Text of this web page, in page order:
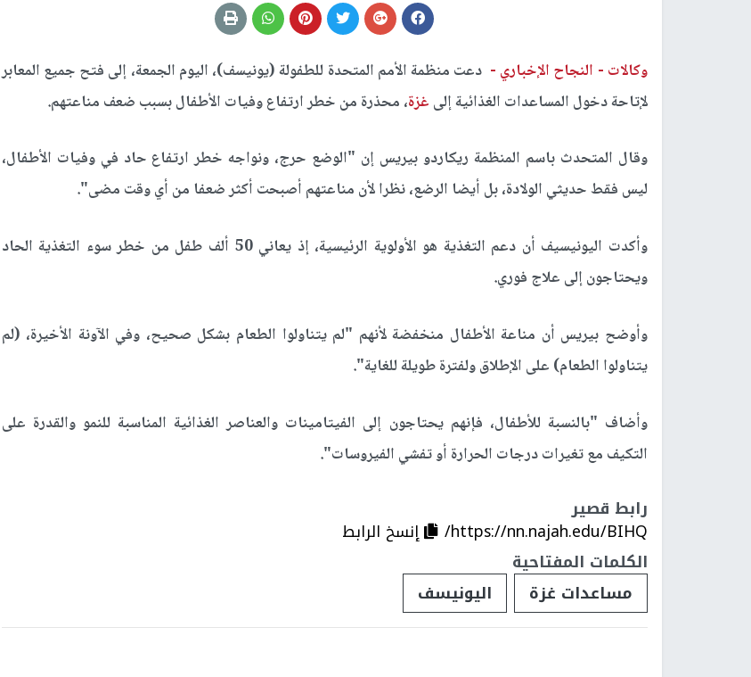
وكالات - النجاح الإخباري - دعت منظمة الأمم المتحدة للطفولة (يونيسف)، اليوم الجمعة، إلى فتح جميع المعابر
لإتاحة دخول المساعدات الغذائية إلى غزة، محذرة من خطر ارتفاع وفيات الأطفال بسبب ضعف مناعتهم.
وقال المتحدث باسم المنظمة ريكاردو بيريس إن "الوضع حرج، ونواجه خطر ارتفاع حاد في وفيات الأطفال،
ليس فقط حديثي الولادة، بل أيضا الرضع، نظرا لأن مناعتهم أصبحت أكثر ضعفا من أي وقت مضى".
وأكدت اليونيسيف أن دعم التغذية هو الأولوية الرئيسية، إذ يعاني 50 ألف طفل من خطر سوء التغذية الحاد
ويحتاجون إلى علاج فوري.
وأوضح بيريس أن مناعة الأطفال منخفضة لأنهم "لم يتناولوا الطعام بشكل صحيح، وفي الآونة الأخيرة، (لم
يتناولوا الطعام) على الإطلاق ولفترة طويلة للغاية".
وأضاف "بالنسبة للأطفال، فإنهم يحتاجون إلى الفيتامينات والعناصر الغذائية المناسبة للنمو والقدرة على
التكيف مع تغيرات درجات الحرارة أو تفشي الفيروسات".
رابط قصير
https://nn.najah.edu/BIHQ/
إنسخ الرابط
الكلمات المفتاحية
مساعدات غزة
اليونيسف